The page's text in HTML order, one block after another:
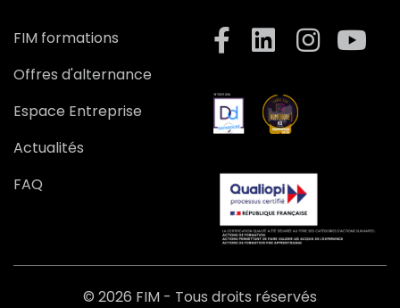
FIM formations
Offres d'alternance
Espace Entreprise
Actualités
FAQ
© 2026 FIM - Tous droits réservés